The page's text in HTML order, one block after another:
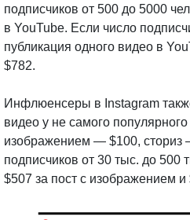
подписчиков от 500 до 5000
в YouTube. Если число
публикация одного видео в
$782.
Инфлюенсеры в Instagram
видео у не самого
изображением — $100,
подписчиков от 30 тыс. до 500
$507 за пост с изображением и